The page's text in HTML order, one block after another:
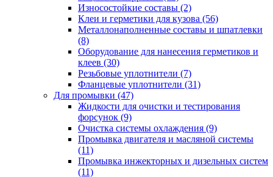
Износостойкие составы (2)
Клеи и герметики для кузова (56)
Металлонаполненные составы и шпатлевки
(8)
Оборудование для нанесения герметиков и
клеев (30)
Резьбовые уплотнители (7)
Фланцевые уплотнители (31)
Для промывки (47)
Жидкости для очистки и тестирования
форсунок (9)
Очистка системы охлаждения (9)
Промывка двигателя и масляной системы
(11)
Промывка инжекторных и дизельных систем
(11)